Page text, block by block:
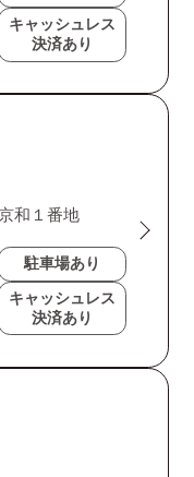
キャッシュレス
決済あり
和１番地
駐車場あり
キャッシュレス
決済あり